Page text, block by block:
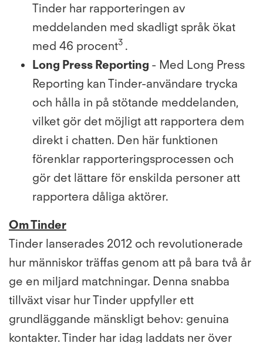
Tinder har rapporteringen av
meddelanden med skadligt språk ökat
med 46 procent3 .
Long Press Reporting - Med Long Press
Reporting kan Tinder-användare trycka
och hålla in på stötande meddelanden,
vilket gör det möjligt att rapportera dem
direkt i chatten. Den här funktionen
förenklar rapporteringsprocessen och
gör det lättare för enskilda personer att
rapportera dåliga aktörer.
Om Tinder
Tinder lanserades 2012 och revolutionerade
hur människor träffas genom att på bara två år
ge en miljard matchningar. Denna snabba
tillväxt visar hur Tinder uppfyller ett
grundläggande mänskligt behov: genuina
kontakter. Tinder har idag laddats ner över